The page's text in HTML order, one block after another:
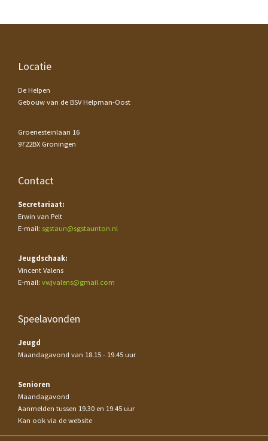
Footer
Locatie
De Helpen
Gebouw van de BSV Helpman-Oost
Groenesteinlaan 16
9722BX Groningen
Contact
Secretariaat:
Erwin van Pelt
E-mail: sgstaun@sgstaunton.nl
Jeugdschaak:
Vincent Valens
E-mail: vwjvalens@gmail.com
Speelavonden
Jeugd
Maandagavond van 18.15 - 19.45 uur
Senioren
Maandagavond
Aanmelden tussen 19.30 en 19.45 uur
Kan ook via de website